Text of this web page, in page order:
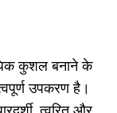
कुशल बनाने के
उपकरण है।